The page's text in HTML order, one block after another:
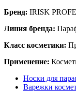
Бренд: IRISK
Линия бренда:
Класс косметики:
Применение:
Носки для
Варежки